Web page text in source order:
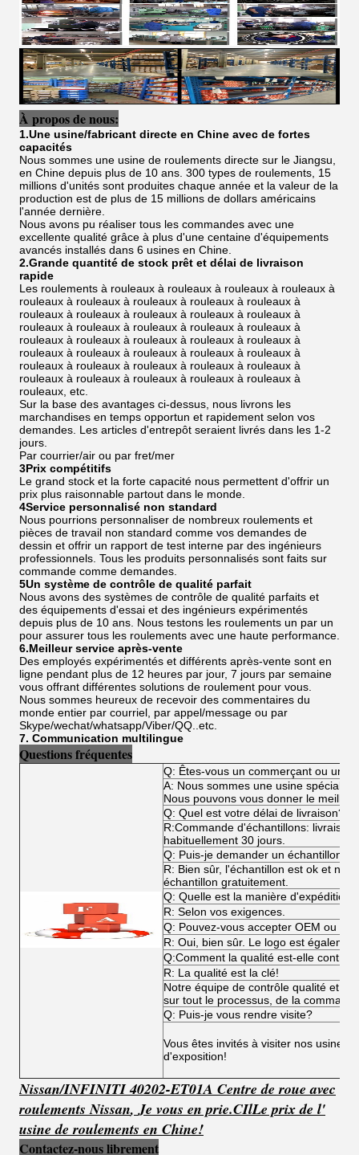
À propos de nous:
1.Une usine/fabricant directe en Chine avec de fortes
capacités
Nous sommes une usine de roulements directe sur le Jiangsu,
en Chine depuis plus de 10 ans. 300 types de roulements, 15
millions d'unités sont produites chaque année et la valeur de la
production est de plus de 15 millions de dollars américains
l'année dernière.
Nous avons pu réaliser tous les commandes avec une
excellente qualité grâce à plus d'une centaine d'équipements
avancés installés dans 6 usines en Chine.
2.Grande quantité de stock prêt et délai de livraison
rapide
Les roulements à rouleaux à rouleaux à rouleaux à rouleaux à
rouleaux à rouleaux à rouleaux à rouleaux à rouleaux à
rouleaux à rouleaux à rouleaux à rouleaux à rouleaux à
rouleaux à rouleaux à rouleaux à rouleaux à rouleaux à
rouleaux à rouleaux à rouleaux à rouleaux à rouleaux à
rouleaux à rouleaux à rouleaux à rouleaux à rouleaux à
rouleaux à rouleaux à rouleaux à rouleaux à rouleaux à
rouleaux à rouleaux à rouleaux à rouleaux à rouleaux à
rouleaux, etc.
Sur la base des avantages ci-dessus, nous livrons les
marchandises en temps opportun et rapidement selon vos
demandes. Les articles d'entrepôt seraient livrés dans les 1-2
jours.
Par courrier/air ou par fret/mer
3Prix compétitifs
Le grand stock et la forte capacité nous permettent d'offrir un
prix plus raisonnable partout dans le monde.
4Service personnalisé non standard
Nous pourrions personnaliser de nombreux roulements et
pièces de travail non standard comme vos demandes de
dessin et offrir un rapport de test interne par des ingénieurs
professionnels. Tous les produits personnalisés sont faits sur
commande comme demandes.
5Un système de contrôle de qualité parfait
Nous avons des systèmes de contrôle de qualité parfaits et
des équipements d'essai et des ingénieurs expérimentés
depuis plus de 10 ans. Nous testons les roulements un par un
pour assurer tous les roulements avec une haute performance.
6.Meilleur service après-vente
Des employés expérimentés et différents après-vente sont en
ligne pendant plus de 12 heures par jour, 7 jours par semaine
vous offrant différentes solutions de roulement pour vous.
Nous sommes heureux de recevoir des commentaires du
monde entier par courriel, par appel/message ou par
Skype/wechat/whatsapp/Viber/QQ..etc.
7. Communication multilingue
Questions fréquentes
Q: Êtes-vous un commerçant ou un
A: Nous sommes une usine
Nous pouvons vous donner le
Q: Quel est votre délai de livraison?
R:Commande d'échantillons:
habituellement 30 jours.
Q: Puis-je demander un échantillon?
R: Bien sûr, l'échantillon est ok et
échantillon gratuitement.
Q: Quelle est la manière d'expédition?
R: Selon vos exigences.
Q: Pouvez-vous accepter OEM ou
R: Oui, bien sûr. Le logo est
Q:Comment la qualité est-elle
R: La qualité est la clé!
Notre équipe de contrôle qualité et
sur tout le processus, de la
Q: Puis-je vous rendre visite?
Vous êtes invités à visiter nos usines,
d'exposition!
Nissan/INFINITI 40202-ET01A Centre de roue avec
roulements Nissan, Je vous en prie.CIlLe prix de l'
usine de roulements en Chine!
Contactez-nous librement